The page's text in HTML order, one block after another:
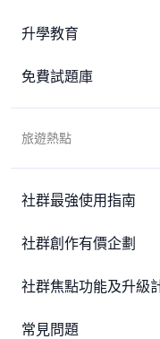
升學教育
免費試題庫
旅遊熱點
社群最強使用指南
社群創作有價企劃
社群焦點功能及升級
常見問題